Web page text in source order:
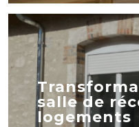
salle de
logements